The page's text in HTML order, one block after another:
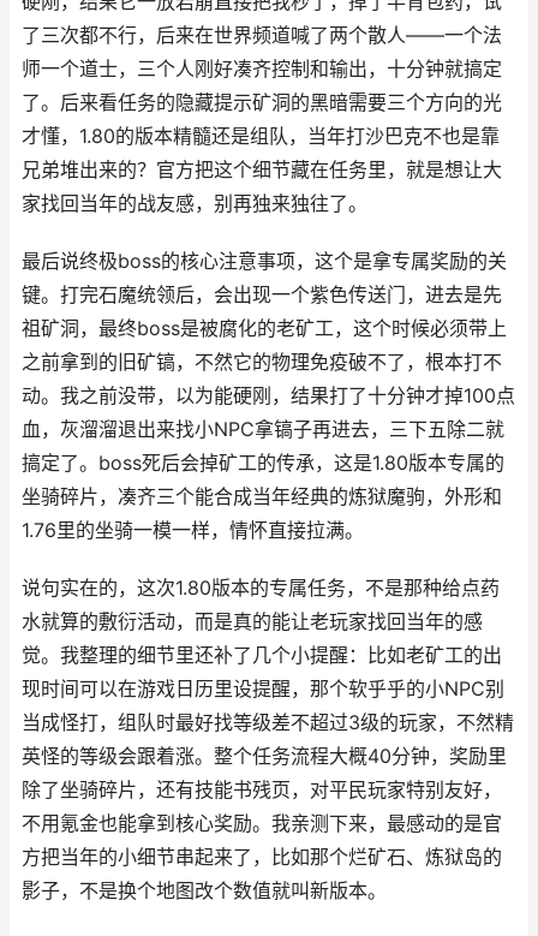
了三次都不行，后来在世界频道喊了两个散人——一个法
师一个道士，三个人刚好凑齐控制和输出，十分钟就搞定
了。后来看任务的隐藏提示矿洞的黑暗需要三个方向的光
才懂，1.80的版本精髓还是组队，当年打沙巴克不也是靠
兄弟堆出来的？官方把这个细节藏在任务里，就是想让大
家找回当年的战友感，别再独来独往了。
最后说终极boss的核心注意事项，这个是拿专属奖励的关
键。打完石魔统领后，会出现一个紫色传送门，进去是先
祖矿洞，最终boss是被腐化的老矿工，这个时候必须带上
之前拿到的旧矿镐，不然它的物理免疫破不了，根本打不
动。我之前没带，以为能硬刚，结果打了十分钟才掉100点
血，灰溜溜退出来找小NPC拿镐子再进去，三下五除二就
搞定了。boss死后会掉矿工的传承，这是1.80版本专属的
坐骑碎片，凑齐三个能合成当年经典的炼狱魔驹，外形和
1.76里的坐骑一模一样，情怀直接拉满。
说句实在的，这次1.80版本的专属任务，不是那种给点药
水就算的敷衍活动，而是真的能让老玩家找回当年的感
觉。我整理的细节里还补了几个小提醒：比如老矿工的出
现时间可以在游戏日历里设提醒，那个软乎乎的小NPC别
当成怪打，组队时最好找等级差不超过3级的玩家，不然精
英怪的等级会跟着涨。整个任务流程大概40分钟，奖励里
除了坐骑碎片，还有技能书残页，对平民玩家特别友好，
不用氪金也能拿到核心奖励。我亲测下来，最感动的是官
方把当年的小细节串起来了，比如那个烂矿石、炼狱岛的
影子，不是换个地图改个数值就叫新版本。